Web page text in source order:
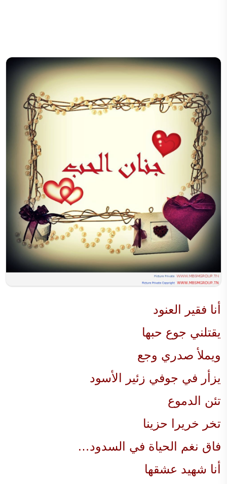
أنا فقير العنود
يقتلني جوع حبها
ويملأ صدري وجع
يزأر في جوفي زئير الأسود
تئن الدموع
تخر خريرا حزينا
فاق نغم الحياة في السدود…
أنا شهيد عشقها